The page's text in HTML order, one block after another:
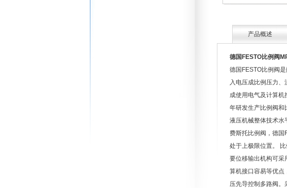
产品概述
德国FESTO比例阀
德国 FESTO比例阀
入电压成比例压力
成使用电气及计算
年研发生产比例阀和
液压机械整体技术水
费斯托比例阀，德国
处于上极限位置。
要位移输出机构可采
算机接口容易等优点
压先导控制多路阀。